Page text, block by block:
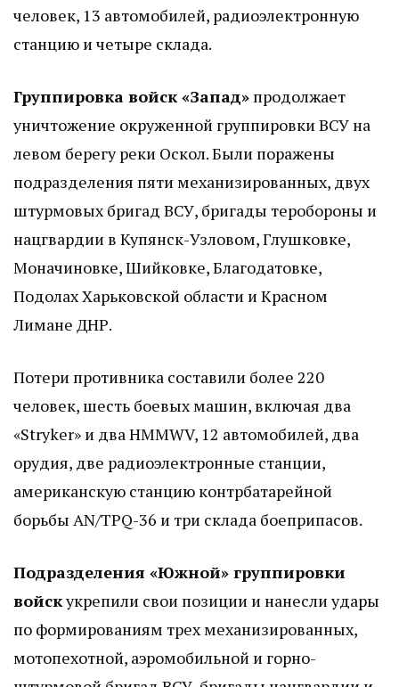
человек, 13 автомобилей, радиоэлектронную
станцию и четыре склада.
Группировка войск «Запад» продолжает
уничтожение окруженной группировки ВСУ на
левом берегу реки Оскол. Были поражены
подразделения пяти механизированных, двух
штурмовых бригад ВСУ, бригады теробороны и
нацгвардии в Купянск-Узловом, Глушковке,
Моначиновке, Шийковке, Благодатовке,
Подолах Харьковской области и Красном
Лимане ДНР.
Потери противника составили более 220
человек, шесть боевых машин, включая два
«Stryker» и два HMMWV, 12 автомобилей, два
орудия, две радиоэлектронные станции,
американскую станцию контрбатарейной
борьбы AN/TPQ-36 и три склада боеприпасов.
Подразделения «Южной» группировки
войскукрепили свои позиции и нанесли удары
по формированиям трех механизированных,
мотопехотной, аэромобильной и горно-